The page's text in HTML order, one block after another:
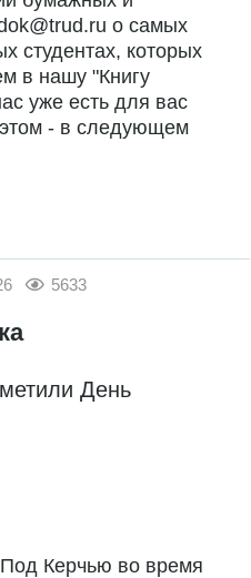
о самых
студентах, которых
в нашу "Книгу
уже есть для вас
- в следующем
5633
День
Керчью во время